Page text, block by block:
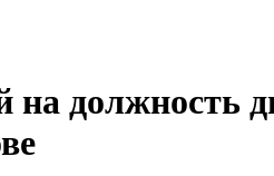
на должность